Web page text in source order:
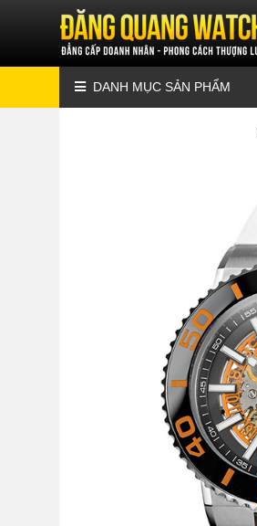
DANH MỤC SẢN PHẨM